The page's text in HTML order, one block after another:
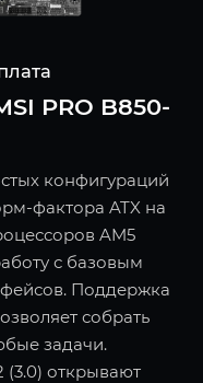
PRO B850-
конфигураций
фактора ATX на
AM5
с базовым
Поддержка
собрать
задачи.
(3.0) открывают